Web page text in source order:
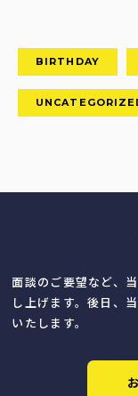
BIRTHDAY
面談のご要望など、
し上げます。後日、
いたします。